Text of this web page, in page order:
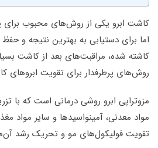
کاشت ابرو یکی از روش‌های محبوب
اما برای دستیابی به بهترین نتیجه و حفظ
کاشته شده، مراقبت‌های بعد از کاشت
روش‌های پرطرفدار برای تقویت ابروهای
مزوتراپی ابرو روشی درمانی است که با
مواد معدنی، آمینواسیدها و سایر مواد
تقویت فولیکول‌های مو و تحریک رشد